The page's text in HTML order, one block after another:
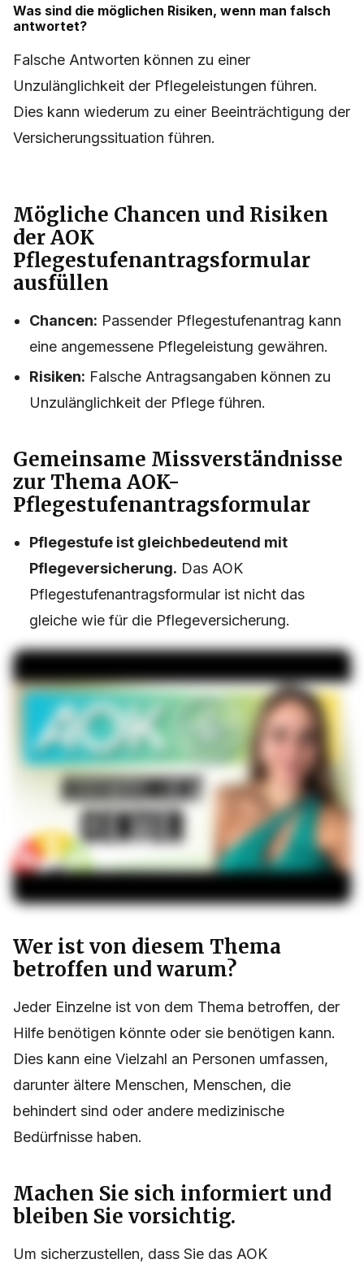
Was sind die möglichen Risiken, wenn man falsch
antwortet?
Falsche Antworten können zu einer
Unzulänglichkeit der Pflegeleistungen führen.
Dies kann wiederum zu einer Beeinträchtigung der
Versicherungssituation führen.
Mögliche Chancen und Risiken
der AOK
Pflegestufenantragsformular
ausfüllen
Chancen: Passender Pflegestufenantrag kann
eine angemessene Pflegeleistung gewähren.
Risiken: Falsche Antragsangaben können zu
Unzulänglichkeit der Pflege führen.
Gemeinsame Missverständnisse
zur Thema AOK-
Pflegestufenantragsformular
Pflegestufe ist gleichbedeutend mit
Pflegeversicherung. Das AOK
Pflegestufenantragsformular ist nicht das
gleiche wie für die Pflegeversicherung.
Wer ist von diesem Thema
betroffen und warum?
Jeder Einzelne ist von dem Thema betroffen, der
Hilfe benötigen könnte oder sie benötigen kann.
Dies kann eine Vielzahl an Personen umfassen,
darunter ältere Menschen, Menschen, die
behindert sind oder andere medizinische
Bedürfnisse haben.
Machen Sie sich informiert und
bleiben Sie vorsichtig.
Um sicherzustellen, dass Sie das AOK